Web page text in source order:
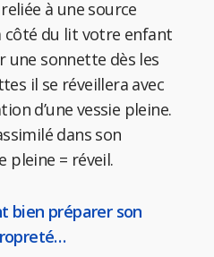
à une source
côté du lit votre enfant
une sonnette dès les
il se réveillera avec
d’une vessie pleine.
dans son
pleine = réveil.
bien préparer son